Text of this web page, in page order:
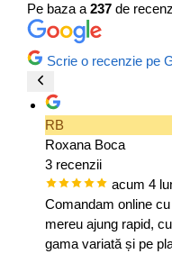
Pe baza a 237 de
Scrie o recenzie pe
RB
Roxana Boca
3 recenzii
acum 4
Comandam online
mereu ajung rapid,
gama variată și pe